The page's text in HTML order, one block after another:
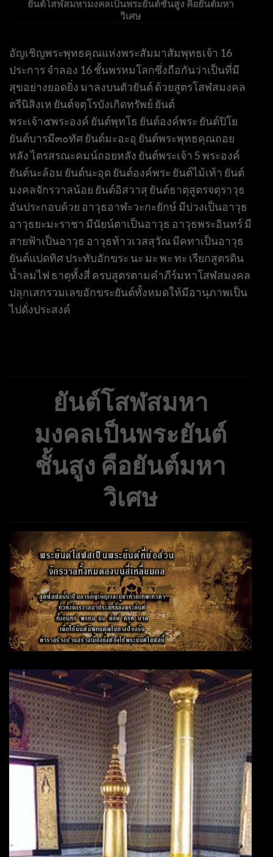
ยันต์โสฬสมหามงคลเป็นพระยันต์ชั้นสูง คือยันต์มหา
วิเศษ
อัญเชิญพระพุทธคุณแห่งพระสัมมาสัมพุทธเจ้า 16
ประการ จำลอง 16 ชั้นพรหมโลกซึ่งถือกันว่าเป็นที่มี
สุขอย่างยอดยิ่ง มาลงบนตัวยันต์ ด้วยสูตรโสฬสมงคล
ตรีนิสิงเห ยันต์จตุโรบังเกิดทรัพย์ ยันต์
พระเจ้า๕พระองค์ ยันต์พุทโธ ยันต์องค์พระ ยันต์ปิโย
ยันต์บารมี๓๐ทัศ ยันต์มะอะอุ ยันต์พระพุทธคุณถอย
หลัง ไตรสรณะคมน์ถอยหลัง ยันต์พระเจ้า 5 พระองค์
ยันต์นะล้อม ยันต์นะอุด ยันต์องค์พระ ยันต์ไม้เท้า ยันต์
มงคลจักรวาลน้อย ยันต์อิสวาสุ ยันต์ธาตุสูตรจตุราวุธ
อันประกอบด้วย อาวุธอาฬะวะกะยักษ์ มีบ่วงเป็นอาวุธ
อาวุธยะมะราชา มีนัยน์ตาเป็นอาวุธ อาวุธพระอินทร์ มี
สายฟ้าเป็นอาวุธ อาวุธท้าวเวสสุวัณ มีคทาเป็นอาวุธ
ยันต์แปดทิศ ประทับอักขระ นะ มะ พะ ทะ เรียกสูตรดิน
น้ำลมไฟ ธาตุทั้งสี่ ครบสูตรตามคำภีร์มหาโสฬสมงคล
ปลุกเสกรวมเลขอักขระยันต์ทั้งหมดให้มีอานุภาพเป็น
ไปดั่งประสงค์
ยันต์โสฬสมหา
มงคลเป็นพระยันต์
ชั้นสูง คือยันต์มหา
วิเศษ